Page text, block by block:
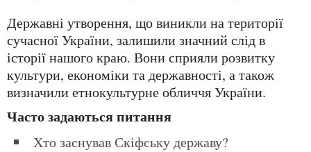
Державні утворення, що виникли на території
сучасної України, залишили значний слід в
історії нашого краю. Вони сприяли розвитку
культури, економіки та державності, а також
визначили етнокультурне обличчя України.
Часто задаються питання
Хто заснував Скіфську державу?